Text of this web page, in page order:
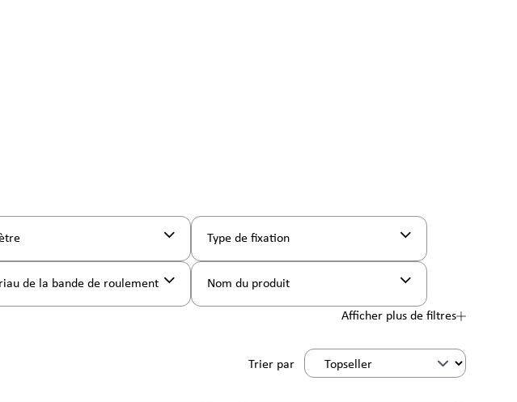
Type de fixation
de la bande de roulement Nom du produit
Afficher plus de filtres
Trier par